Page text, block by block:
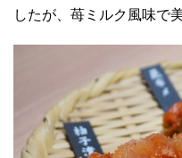
したが、苺ミルク風味で